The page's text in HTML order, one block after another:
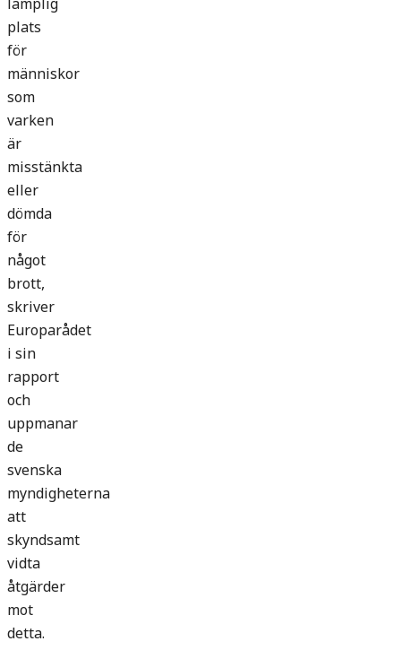
plats
för
människor
som
varken
är
misstänkta
eller
dömda
för
något
brott,
skriver
Europarådet
i sin
rapport
och
uppmanar
de
svenska
myndigheterna
att
skyndsamt
vidta
åtgärder
mot
detta.